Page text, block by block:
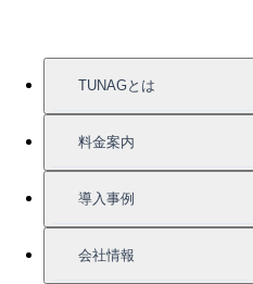
TUNAGとは
TUNAGの特徴
機能一覧
充実したサポート
料金案内
料金案内
導入事例
導入事例
会社情報